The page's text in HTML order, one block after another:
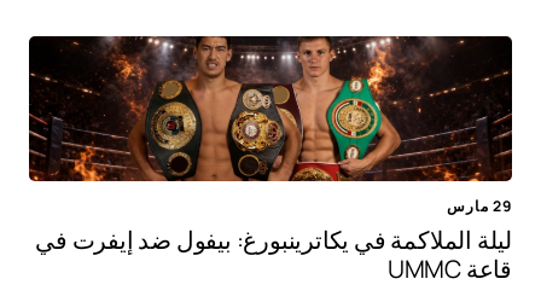
29 مارس
ليلة الملاكمة في يكاترينبورغ: بيفول ضد إيفرت في
قاعة UMMC